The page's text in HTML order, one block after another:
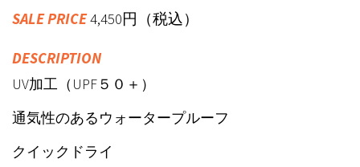
SALE PRICE4,450円（税込）
DESCRIPTION
UV加工（UPF５０＋）
通気性のあるウォータープルーフ
クイックドライ